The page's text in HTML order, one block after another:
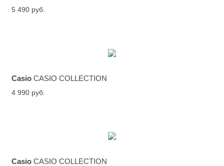
5 490 руб.
Casio CASIO COLLECTION
4 990 руб.
Casio CASIO COLLECTION